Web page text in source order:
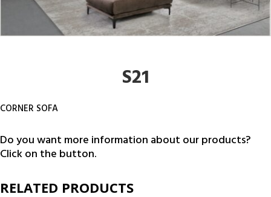
S21
CORNER SOFA
Do you want more information about our products?
Click on the button.
RELATED PRODUCTS